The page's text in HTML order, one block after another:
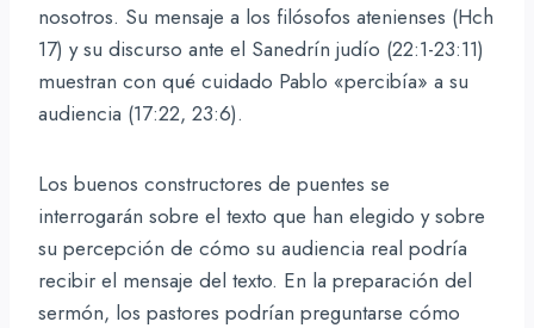
nosotros. Su mensaje a los filósofos atenienses (Hch
17) y su discurso ante el Sanedrín judío (22:1-23:11)
muestran con qué cuidado Pablo «percibía» a su
audiencia (17:22, 23:6).
Los buenos constructores de puentes se
interrogarán sobre el texto que han elegido y sobre
su percepción de cómo su audiencia real podría
recibir el mensaje del texto. En la preparación del
sermón, los pastores podrían preguntarse cómo